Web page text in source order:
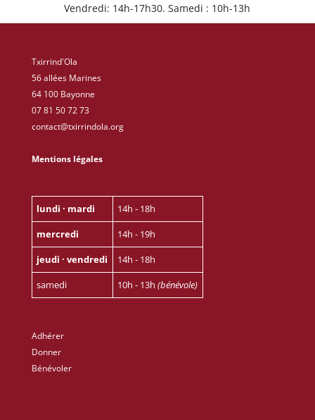
Vendredi: 14h-17h30. Samedi : 10h-13h
Txirrind'Ola
56 allées Marines
64 100 Bayonne
07 81 50 72 73
contact@txirrindola.org
Mentions légales
lundi · mardi
14h - 18h
mercredi
14h - 19h
jeudi · vendredi
14h - 18h
samedi
10h - 13h(bénévole)
Adhérer
Donner
Bénévoler